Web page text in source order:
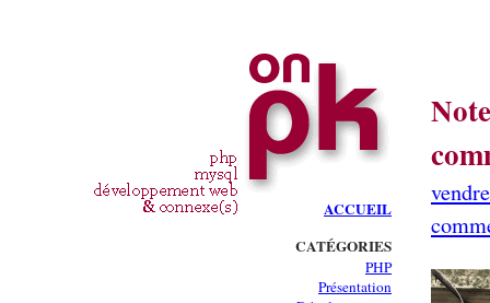
ACCUEIL
CATÉGORIES
PHP
Présentation